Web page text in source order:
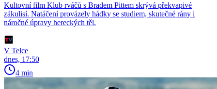
Kultovní film Klub rváčů s Bradem Pittem skrývá překvapivé
zákulisí. Natáčení provázely hádky se studiem, skutečné rány i
náročné úpravy hereckých těl.
V Telce
dnes, 17:50
4 min